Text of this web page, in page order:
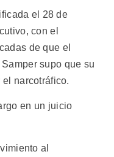
el 28 de
con el
de que el
supo que su
narcotráfico.
en un juicio
al